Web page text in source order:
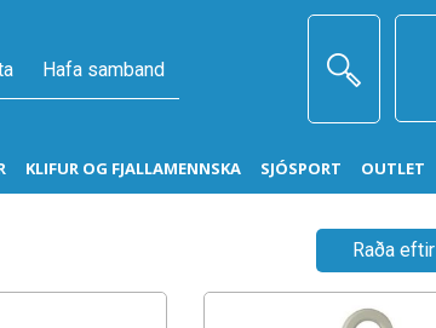
Hafa samband
KLIFUR OG FJALLAMENNSKA SJÓSPORT OUTLET
Raða eftir